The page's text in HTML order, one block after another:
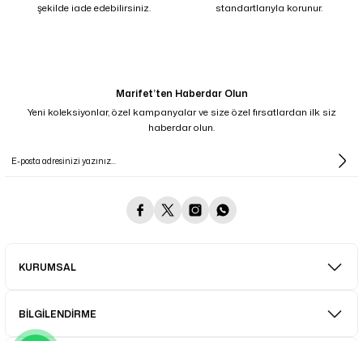
şekilde iade edebilirsiniz.
standartlarıyla korunur.
Marifet’ten Haberdar Olun
Yeni koleksiyonlar, özel kampanyalar ve size özel fırsatlardan ilk siz
haberdar olun.
KURUMSAL
BİLGİLENDİRME